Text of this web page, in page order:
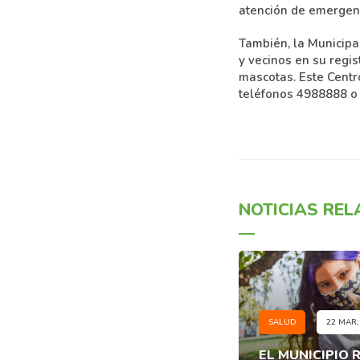
atención de
También, la
y vecinos en su
mascotas. Este
teléfonos 4988888
NOTICIAS
SALUD 22
EL MUNICIPIO